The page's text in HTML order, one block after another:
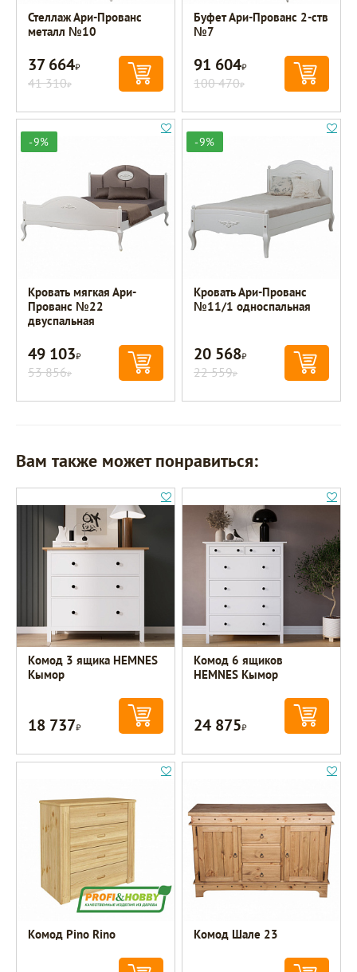
Стеллаж Ари-Прованс
металл №10
37 664Р
41 310Р
Буфет Ари-Прованс 2-ств
№7
91 604Р
100 470Р
-9%
Кровать мягкая Ари-
Прованс №22
двуспальная
49 103Р
53 856Р
-9%
Кровать Ари-Прованс
№11/1 односпальная
20 568Р
22 559Р
Вам также может понравиться:
Комод 3 ящика HEMNES
Кымор
18 737Р
Комод 6 ящиков
HEMNES Кымор
24 875Р
Комод Pino Rino Комод Шале 23